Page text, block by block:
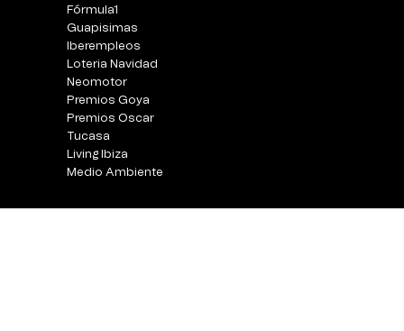
Fórmula1
Guapisimas
Iberempleos
Loteria Navidad
Neomotor
Premios Goya
Premios Oscar
Tucasa
Living Ibiza
Medio Ambiente